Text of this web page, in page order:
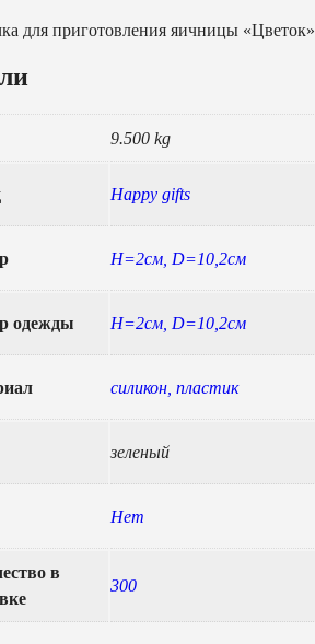
для приготовления яичницы «Цветок»
9.500 kg
Happy gifts
Н=2см, D=10,2см
одежды Н=2см, D=10,2см
силикон, пластик
зеленый
Нет
в
300